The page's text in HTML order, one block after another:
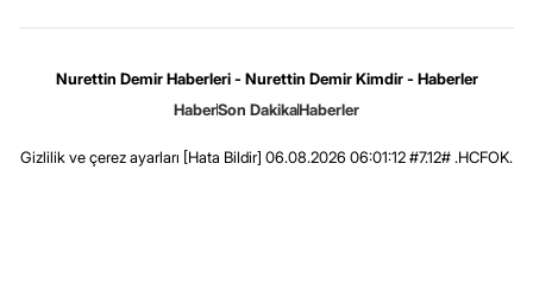
Nurettin Demir Haberleri - Nurettin Demir Kimdir - Haberler
HaberSon DakikaHaberler
Gizlilik ve çerez ayarları [Hata Bildir] 06.08.2026 06:01:12 #7.12# .HCFOK.